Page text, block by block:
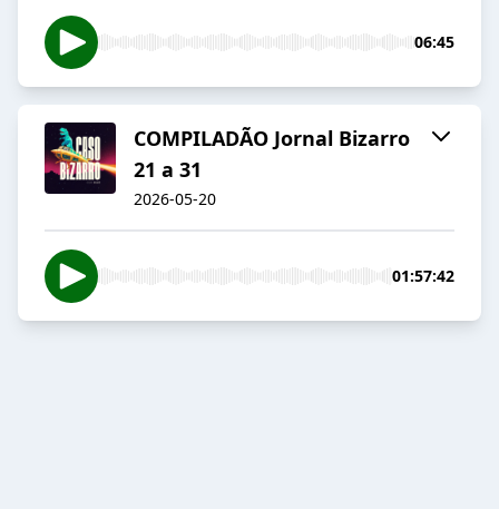
06:45
COMPILADÃO Jornal Bizarro
21 a 31
2026-05-20
01:57:42